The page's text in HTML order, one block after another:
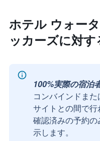
ホテル ウォー
ッカーズに対
100%実際の宿泊
コンバインドま
サイトとの間で
確認済みの予約
示します。